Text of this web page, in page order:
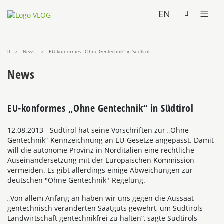
EN
News EU-konformes „Ohne Gentechnik“ in Südtirol
News
EU-konformes „Ohne Gentechnik“ in Südtirol
12.08.2013 - Südtirol hat seine Vorschriften zur „Ohne
Gentechnik“-Kennzeichnung an EU-Gesetze angepasst. Damit
will die autonome Provinz in Norditalien eine rechtliche
Auseinandersetzung mit der Europäischen Kommission
vermeiden. Es gibt allerdings einige Abweichungen zur
deutschen "Ohne Gentechnik"-Regelung.
„Von allem Anfang an haben wir uns gegen die Aussaat
gentechnisch veränderten Saatguts gewehrt, um Südtirols
Landwirtschaft gentechnikfrei zu halten“, sagte Südtirols